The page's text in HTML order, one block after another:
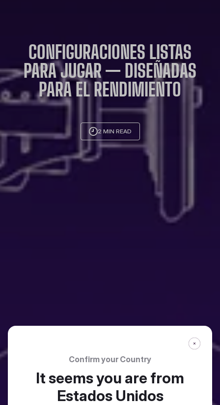
CONFIGURACIONES LISTAS
PARA JUGAR — DISEÑADAS
PARA EL RENDIMIENTO
2 MIN READ
Confirm your Country
It seems you are from
Estados Unidos